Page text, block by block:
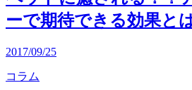
ーで期待できる効果と
2017/09/25
コラム